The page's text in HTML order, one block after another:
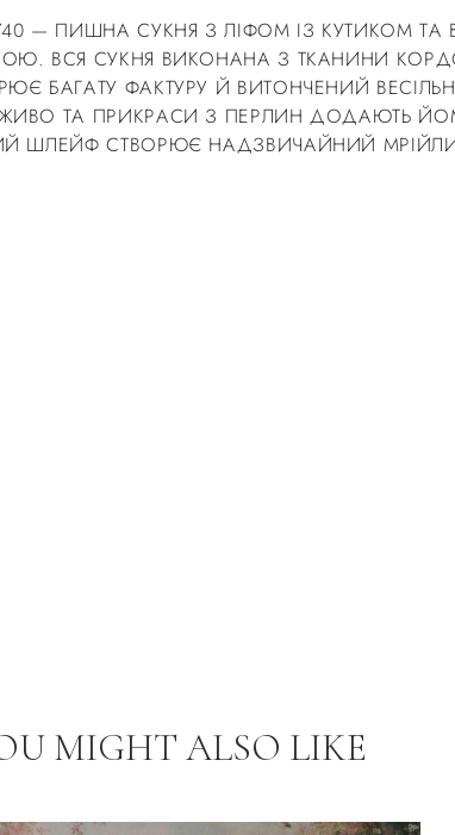
— ПИШНА СУКНЯ З ЛІФОМ ІЗ КУТИКОМ ТА
ВСЯ СУКНЯ ВИКОНАНА З ТКАНИНИ
БАГАТУ ФАКТУРУ Й ВИТОНЧЕНИЙ
ТА ПРИКРАСИ З ПЕРЛИН ДОДАЮТЬ
ШЛЕЙФ СТВОРЮЄ НАДЗВИЧАЙНИЙ
MIGHT ALSO LIKE